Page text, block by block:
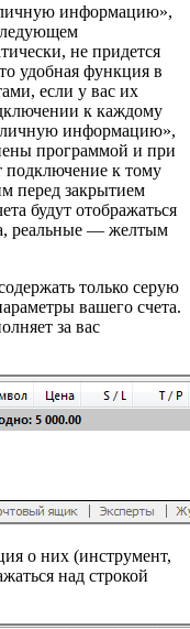
информацию»,
не придется
удобная функция в
если у вас их
к каждому
личную информацию»,
программой и при
подключение к тому
перед закрытием
будут отображаться
реальные — желтым
только серую
вашего счета.
за вас
о них (инструмент,
над строкой